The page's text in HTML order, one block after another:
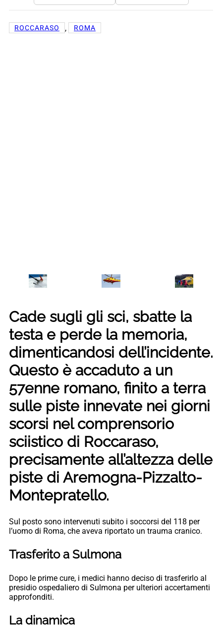
ROCCARASO , ROMA
Cade sugli gli sci, sbatte la
testa e perde la memoria,
dimenticandosi dell’incidente.
Questo è accaduto a un
57enne romano, finito a terra
sulle piste innevate nei giorni
scorsi nel comprensorio
sciistico di Roccaraso,
precisamente all’altezza delle
piste di Aremogna-Pizzalto-
Montepratello.
Sul posto sono intervenuti subito i soccorsi del 118 per
l’uomo di Roma, che aveva riportato un trauma cranico.
Trasferito a Sulmona
Dopo le prime cure, i medici hanno deciso di trasferirlo al
presidio ospedaliero di Sulmona per ulteriori accertamenti
approfonditi.
La dinamica